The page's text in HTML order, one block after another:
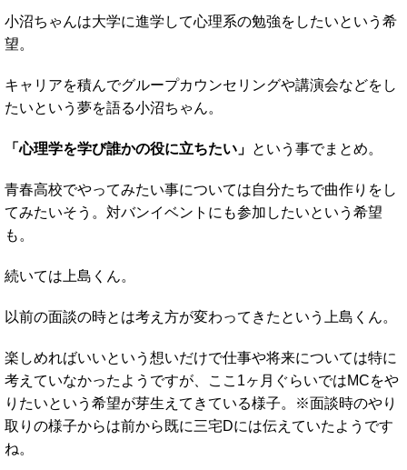
小沼ちゃんは大学に進学して心理系の勉強をしたいという希
望。
キャリアを積んでグループカウンセリングや講演会などをし
たいという夢を語る小沼ちゃん。
「心理学を学び誰かの役に立ちたい」 という事でまとめ。
青春高校でやってみたい事については自分たちで曲作りをし
てみたいそう。対バンイベントにも参加したいという希望
も。
続いては上島くん。
以前の面談の時とは考え方が変わってきたという上島くん。
楽しめればいいという想いだけで仕事や将来については特に
考えていなかったようですが、ここ1ヶ月ぐらいではMCをや
りたいという希望が芽生えてきている様子。※面談時のやり
取りの様子からは前から既に三宅Dには伝えていたようです
ね。